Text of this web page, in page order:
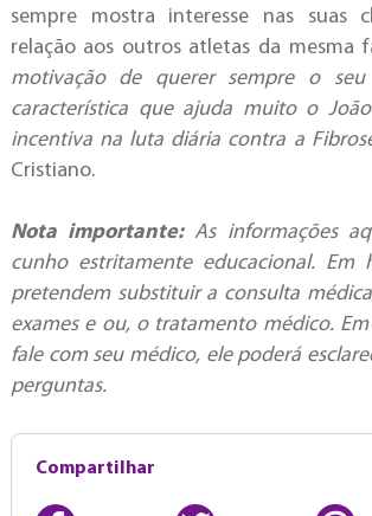
sempre mostra interesse nas suas
relação aos outros atletas da mesma
motivação de querer sempre o
característica que ajuda muito o
incentiva na luta diária contra a
Cristiano.
Nota importante:As informações
cunho estritamente educacional. Em
pretendem substituir a consulta
exames e ou, o tratamento médico.
fale com seu médico, ele poderá
perguntas.
Compartilhar